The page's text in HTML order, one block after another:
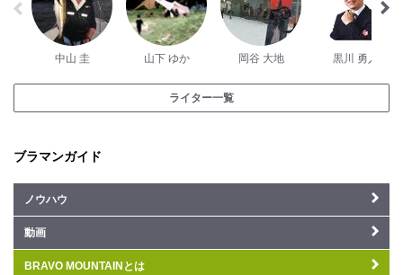
中山 圭 山下 ゆか 岡谷 大地 黒川 勇人
ライター一覧
ブラマンガイド
ノウハウ
動画
BRAVO MOUNTAINとは